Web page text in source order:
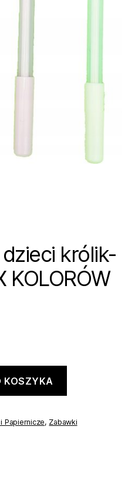
królik-
KOLORÓW
KOSZYKA
Papiernicze, Zabawki